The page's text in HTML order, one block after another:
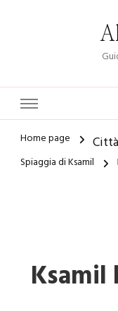
Home page
Spiaggia di Ksamil
Ksamil